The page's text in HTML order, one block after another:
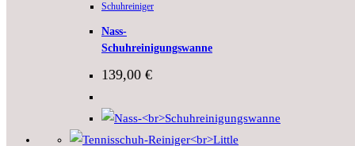
Schuhreiniger
Nass-
Schuhreinigungswanne
139,00 €